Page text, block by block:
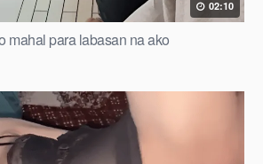
02:10
mahal para labasan na ako